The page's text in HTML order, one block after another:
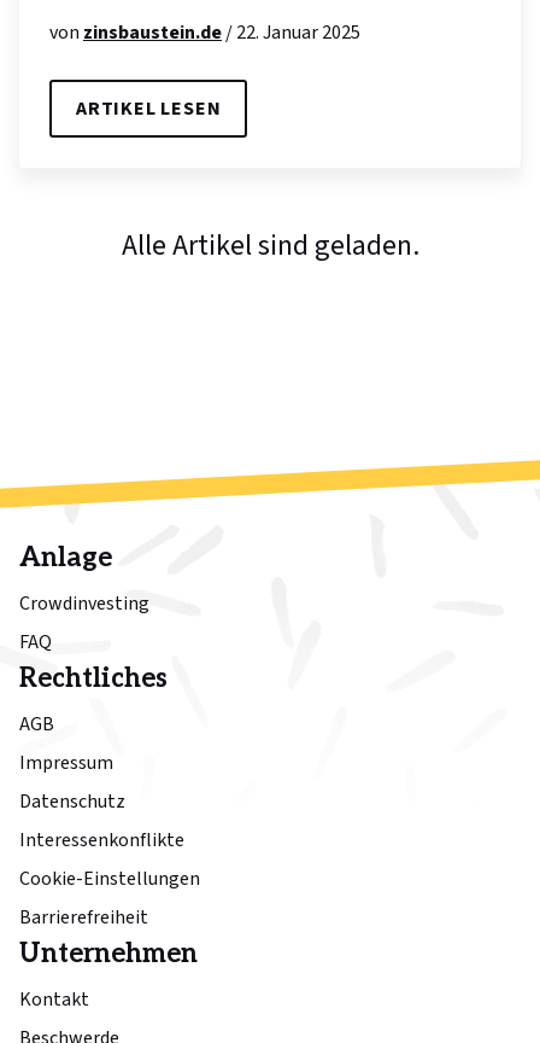
von zinsbaustein.de/ 22. Januar 2025
ARTIKEL LESEN
Alle Artikel sind geladen.
Anlage
Crowdinvesting
FAQ
Unternehmen
Kontakt
Beschwerde
Rechtliches
AGB
Impressum
Datenschutz
Interessenkonflikte
Cookie-Einstellungen
Barrierefreiheit